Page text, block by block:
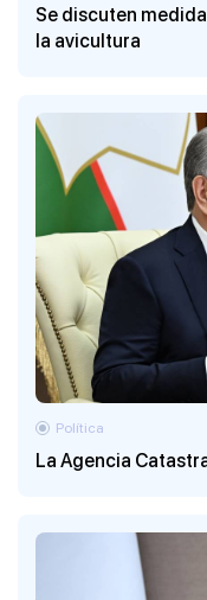
Se discuten
la avicultura
La Agencia
Política